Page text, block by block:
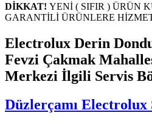
DİKKAT! YENİ ( SIFIR ) ÜRÜN
GARANTİLİ ÜRÜNLERE
Electrolux Derin
Fevzi Çakmak
Merkezi İlgili Servis
Düzlerçamı Electrolux